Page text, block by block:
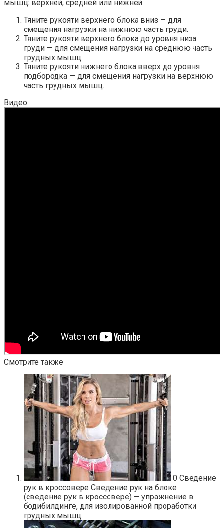
мышц: верхней, средней или нижней.
Тяните рукояти верхнего блока вниз — для
смещения нагрузки на нижнюю часть груди.
Тяните рукояти верхнего блока до уровня низа
груди — для смещения нагрузки на среднюю часть
грудных мышц.
Тяните рукояти нижнего блока вверх до уровня
подбородка — для смещения нагрузки на верхнюю
часть грудных мышц.
Видео
Смотрите также
0 Сведение
рук в кроссовере Сведение рук на блоке
(сведение рук в кроссовере) — упражнение в
бодибилдинге, для изолированной проработки
грудных мышц.